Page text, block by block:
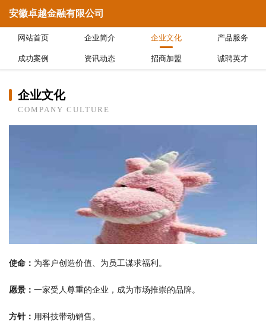
安徽卓越金融有限公司
网站首页 企业简介 企业文化 产品服务
成功案例 资讯动态 招商加盟 诚聘英才
企业文化
COMPANY CULTURE
使命： 为客户创造价值、为员工谋求福利。
愿景： 一家受人尊重的企业，成为市场推崇的品牌。
方针： 用科技带动销售。